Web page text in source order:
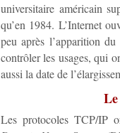
universitaire américain
qu’en 1984. L’Internet
peu après l’apparition
contrôler les usages, qui
aussi la date de
Les protocoles TCP/IP